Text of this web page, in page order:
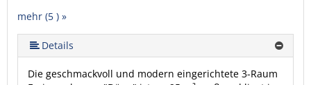
mehr (5 ) »
mehr (5 ) »
Details
Die geschmackvoll und modern eingerichtete 3-Raum